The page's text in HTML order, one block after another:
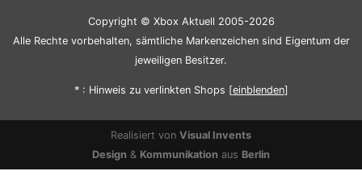
Copyright © Xbox Aktuell 2005-2026
Alle Rechte vorbehalten, sämtliche Markenzeichen sind Eigentum der
jeweiligen Besitzer.
* : Hinweis zu verlinkten Shops [einblenden]
Realisiert von Visual Invents
Design & Kommunikation aus Berlin